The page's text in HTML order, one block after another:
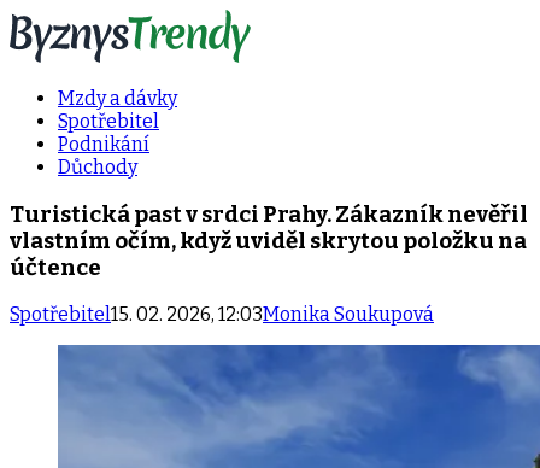
Mzdy a dávky
Spotřebitel
Podnikání
Důchody
Turistická past v srdci Prahy. Zákazník nevěřil
vlastním očím, když uviděl skrytou položku na
účtence
Spotřebitel15. 02. 2026, 12:03Monika Soukupová